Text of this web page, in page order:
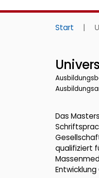
Start |
Das
qualifiziert